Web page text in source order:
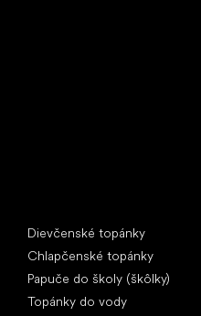
Dievčenské topánky
Chlapčenské topánky
Papuče do školy (škôlky)
Topánky do vody